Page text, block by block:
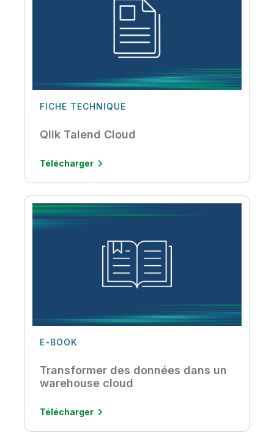
FICHE TECHNIQUE
Qlik Talend Cloud
Télécharger
E-BOOK
Transformer des données dans un
warehouse cloud
Télécharger